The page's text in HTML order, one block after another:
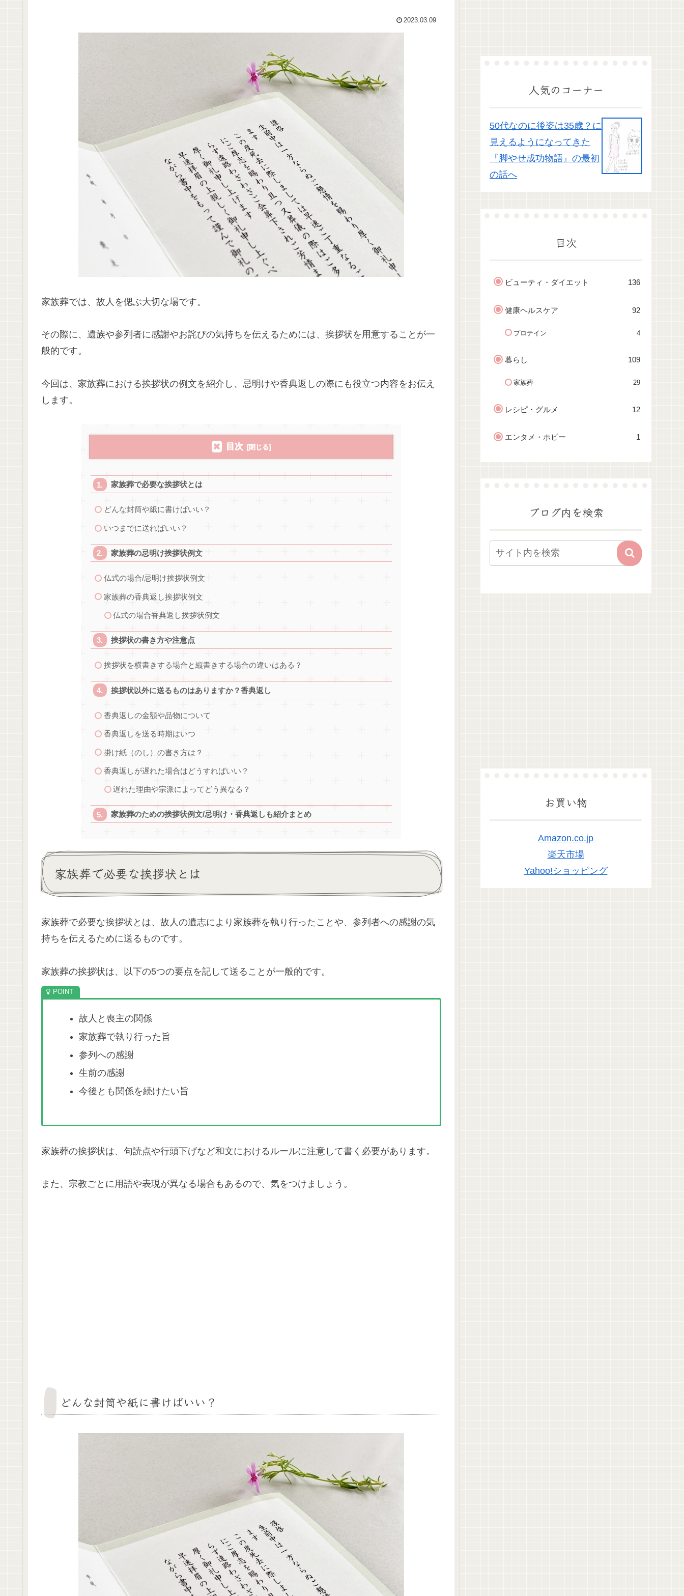
2023.03.09
家族葬では、故人を偲ぶ大切な場です。
その際に、遺族や参列者に感謝やお詫びの気持ちを伝えるためには、挨拶状を用意することが一
般的です。
今回は、家族葬における挨拶状の例文を紹介し、忌明けや香典返しの際にも役立つ内容をお伝え
します。
目次
家族葬で必要な挨拶状とは
どんな封筒や紙に書けばいい？
いつまでに送ればいい？
家族葬の忌明け挨拶状例文
仏式の場合/忌明け挨拶状例文
家族葬の香典返し挨拶状例文
仏式の場合香典返し挨拶状例文
挨拶状の書き方や注意点
挨拶状を横書きする場合と縦書きする場合の違いはある？
挨拶状以外に送るものはありますか？香典返し
香典返しの金額や品物について
香典返しを送る時期はいつ
掛け紙（のし）の書き方は？
香典返しが遅れた場合はどうすればいい？
遅れた理由や宗派によってどう異なる？
家族葬のための挨拶状例文/忌明け・香典返しも紹介まとめ
家族葬で必要な挨拶状とは
家族葬で必要な挨拶状とは、故人の遺志により家族葬を執り行ったことや、参列者への感謝の気
持ちを伝えるために送るものです。
家族葬の挨拶状は、以下の5つの要点を記して送ることが一般的です。
故人と喪主の関係
家族葬で執り行った旨
参列への感謝
生前の感謝
今後とも関係を続けたい旨
家族葬の挨拶状は、句読点や行頭下げなど和文におけるルールに注意して書く必要があります。
また、宗教ごとに用語や表現が異なる場合もあるので、気をつけましょう。
どんな封筒や紙に書けばいい？
人気のコーナー
50代なのに後姿は35歳？に
見えるようになってきた
『脚やせ成功物語』の最初
の話へ
目次
ビューティ・ダイエット 136
健康ヘルスケア 92
プロテイン 4
暮らし 109
家族葬 29
レシピ・グルメ 12
エンタメ・ホビー 1
ブログ内を検索
お買い物
Amazon.co.jp
楽天市場
Yahoo!ショッピング